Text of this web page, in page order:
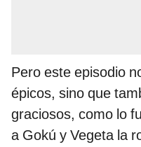
Pero este episodio
épicos, sino que
graciosos, como lo
a Gokú y Vegeta la